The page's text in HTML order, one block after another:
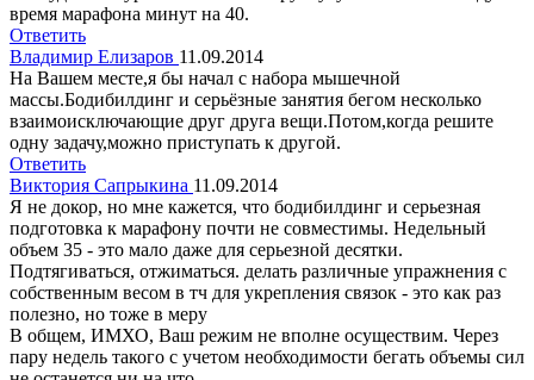
время марафона минут на 40.
Ответить
Владимир Елизаров 11.09.2014
На Вашем месте,я бы начал с набора мышечной
массы.Бодибилдинг и серьёзные занятия бегом несколько
взаимоисключающие друг друга вещи.Потом,когда решите
одну задачу,можно приступать к другой.
Ответить
Виктория Сапрыкина 11.09.2014
Я не докор, но мне кажется, что бодибилдинг и серьезная
подготовка к марафону почти не совместимы. Недельный
объем 35 - это мало даже для серьезной десятки.
Подтягиваться, отжиматься. делать различные упражнения с
собственным весом в тч для укрепления связок - это как раз
полезно, но тоже в меру
В общем, ИМХО, Ваш режим не вполне осуществим. Через
пару недель такого с учетом необходимости бегать объемы сил